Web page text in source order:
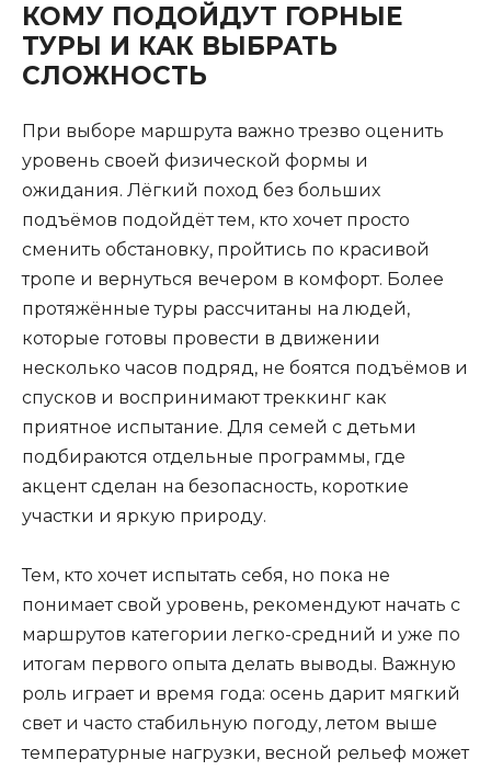
КОМУ ПОДОЙДУТ ГОРНЫЕ
ТУРЫ И КАК ВЫБРАТЬ
СЛОЖНОСТЬ
При выборе маршрута важно трезво оценить
уровень своей физической формы и
ожидания. Лёгкий поход без больших
подъёмов подойдёт тем, кто хочет просто
сменить обстановку, пройтись по красивой
тропе и вернуться вечером в комфорт. Более
протяжённые туры рассчитаны на людей,
которые готовы провести в движении
несколько часов подряд, не боятся подъёмов и
спусков и воспринимают треккинг как
приятное испытание. Для семей с детьми
подбираются отдельные программы, где
акцент сделан на безопасность, короткие
участки и яркую природу.
Тем, кто хочет испытать себя, но пока не
понимает свой уровень, рекомендуют начать с
маршрутов категории легко-средний и уже по
итогам первого опыта делать выводы. Важную
роль играет и время года: осень дарит мягкий
свет и часто стабильную погоду, летом выше
температурные нагрузки, весной рельеф может